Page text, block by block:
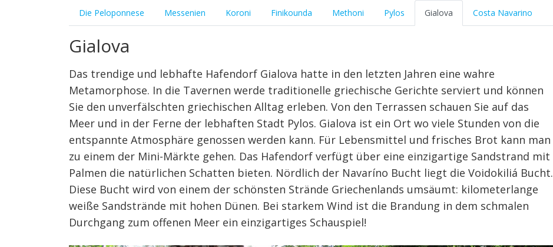
Die Peloponnese Messenien Koroni Finikounda Methoni Pylos Gialova Costa Navarino
Gialova
Das trendige und lebhafte Hafendorf Gialova hatte in den letzten Jahren eine wahre
Metamorphose. In die Tavernen werde traditionelle griechische Gerichte serviert und können
Sie den unverfälschten griechischen Alltag erleben. Von den Terrassen schauen Sie auf das
Meer und in der Ferne der lebhaften Stadt Pylos. Gialova ist ein Ort wo viele Stunden von die
entspannte Atmosphäre genossen werden kann. Für Lebensmittel und frisches Brot kann man
zu einem der Mini-Märkte gehen. Das Hafendorf verfügt über eine einzigartige Sandstrand mit
Palmen die natürlichen Schatten bieten. Nördlich der Navaríno Bucht liegt die Voidokiliá Bucht.
Diese Bucht wird von einem der schönsten Strände Griechenlands umsäumt: kilometerlange
weiße Sandstrände mit hohen Dünen. Bei starkem Wind ist die Brandung in dem schmalen
Durchgang zum offenen Meer ein einzigartiges Schauspiel!